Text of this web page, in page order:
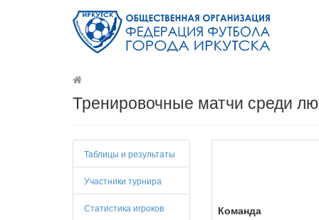
Тренировочные матчи среди
Таблицы и результаты
Участники турнира
Статистика игроков Команда